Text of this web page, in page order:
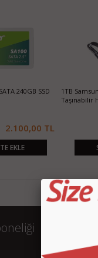
2.5" USB 3.0
320,00 TL
EKLE
Hiitachi